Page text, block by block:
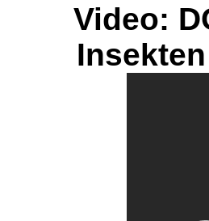
Video: